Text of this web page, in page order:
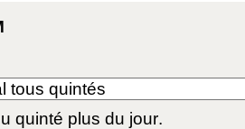
quinté plus du jour.